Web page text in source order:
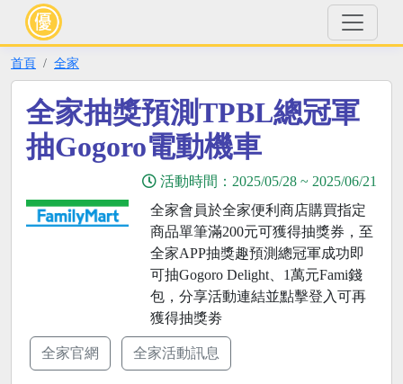
首頁 全家
全家抽獎預測TPBL總冠軍
抽Gogoro電動機車
活動時間： 2025/05/28 ~ 2025/06/21
全家會員於全家便利商店購買指定
商品單筆滿200元可獲得抽獎券，至
全家APP抽獎趣預測總冠軍成功即
可抽Gogoro Delight、1萬元Fami錢
包，分享活動連結並點擊登入可再
獲得抽獎劵
全家官網 全家活動訊息